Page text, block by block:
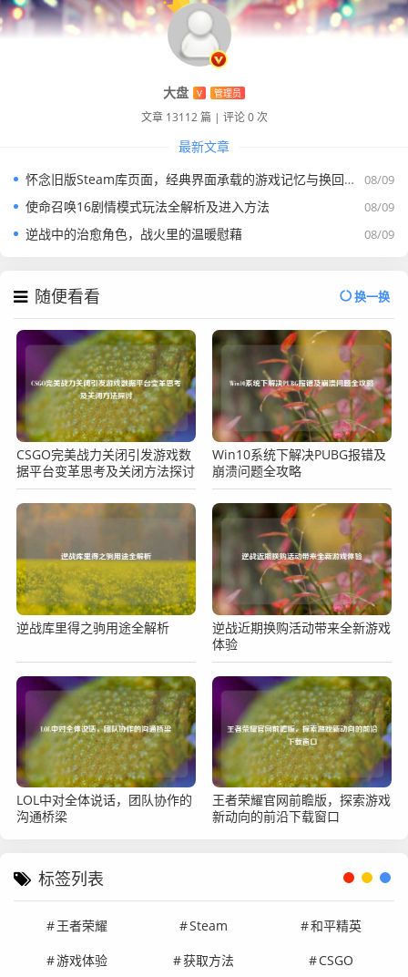
大盘 V 管理员
文章 13112 篇 | 评论 0 次
最新文章
08/09
怀念旧版Steam库页面，经典界面承载的游戏记忆与换回旧版之举
08/09
使命召唤16剧情模式玩法全解析及进入方法
08/09
逆战中的治愈角色，战火里的温暖慰藉
随便看看 换一换
CSGO完美战力关闭引发游戏数
据平台变革思考及关闭方法探讨
Win10系统下解决PUBG报错及
崩溃问题全攻略
逆战库里得之驹用途全解析
逆战近期换购活动带来全新游戏
体验
LOL中对全体说话，团队协作的
沟通桥梁
王者荣耀官网前瞻版，探索游戏
新动向的前沿下载窗口
标签列表
王者荣耀 Steam
和平精英
游戏体验
获取方法 CSGO